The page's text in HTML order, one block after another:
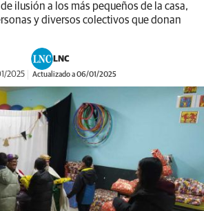
ilusión a los más pequeños de la casa,
y diversos colectivos que donan
LNC
2025 Actualizado a 06/01/2025